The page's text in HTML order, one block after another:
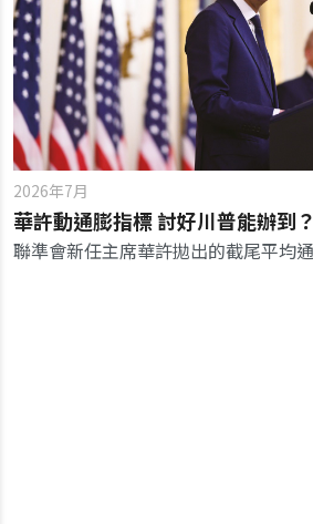
2026年7月
華許動通膨指標 討好川普能辦到？